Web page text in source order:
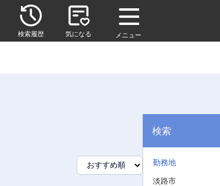
検索履歴 気になる メニュー
検索
勤務地
淡路市